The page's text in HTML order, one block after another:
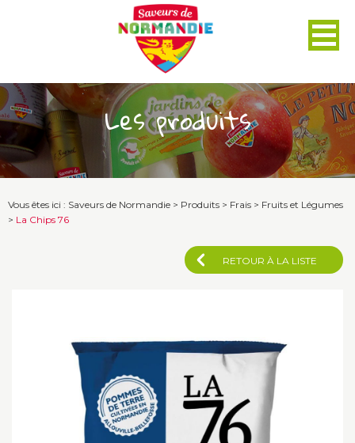
Les produits
Vous êtes ici : Saveurs de Normandie > Produits > Frais > Fruits et Légumes
> La Chips 76
RETOUR À LA LISTE
Panneau de gestion des cookies